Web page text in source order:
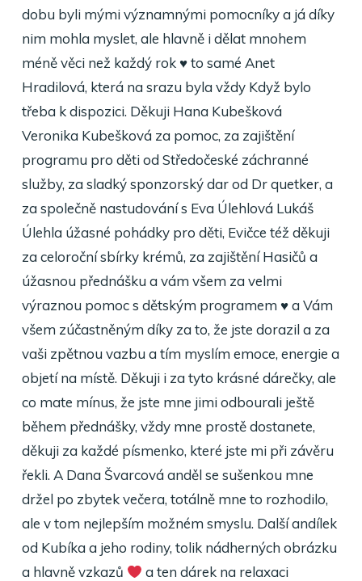
dobu byli mými významnými pomocníky a já díky
nim mohla myslet, ale hlavně i dělat mnohem
méně věci než každý rok ♥️to samé Anet
Hradilová, která na srazu byla vždy Když bylo
třeba k dispozici. Děkuji Hana Kubešková
Veronika Kubešková za pomoc, za zajištění
programu pro děti od Středočeské záchranné
služby, za sladký sponzorský dar od Dr quetker, a
za společně nastudování s Eva Úlehlová Lukáš
Úlehla úžasné pohádky pro děti, Evičce též děkuji
za celoroční sbírky krémů, za zajištění Hasičů a
úžasnou přednášku a vám všem za velmi
výraznou pomoc s dětským programem ♥️a Vám
všem zúčastněným díky za to, že jste dorazil a za
vaši zpětnou vazbu a tím myslím emoce, energie a
objetí na místě. Děkuji i za tyto krásné dárečky, ale
co mate mínus, že jste mne jimi odbourali ještě
během přednášky, vždy mne prostě dostanete,
děkuji za každé písmenko, které jste mi při závěru
řekli. A Dana Švarcová anděl se sušenkou mne
držel po zbytek večera, totálně mne to rozhodilo,
ale v tom nejlepším možném smyslu. Další andílek
od Kubíka a jeho rodiny, tolik nádherných obrázku
a hlavně vzkazů
a ten dárek na relaxaci